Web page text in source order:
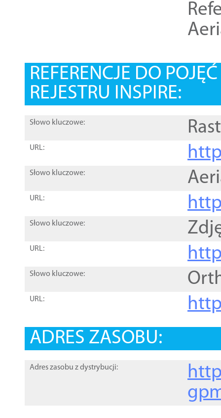
REFERENCJE DO
REJESTRU INSPIRE:
Słowo kluczowe:
URL:
Słowo kluczowe:
URL:
Słowo kluczowe:
URL:
Słowo kluczowe:
URL:
ADRES ZASOBU:
Adres zasobu z dystrybucji: